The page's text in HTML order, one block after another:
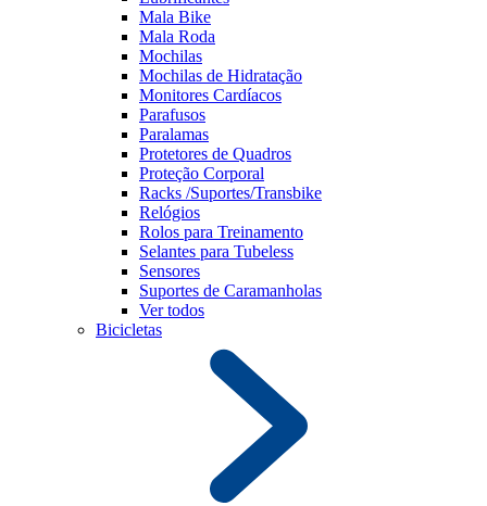
Mala Bike
Mala Roda
Mochilas
Mochilas de Hidratação
Monitores Cardíacos
Parafusos
Paralamas
Protetores de Quadros
Proteção Corporal
Racks /Suportes/Transbike
Relógios
Rolos para Treinamento
Selantes para Tubeless
Sensores
Suportes de Caramanholas
Ver todos
Bicicletas